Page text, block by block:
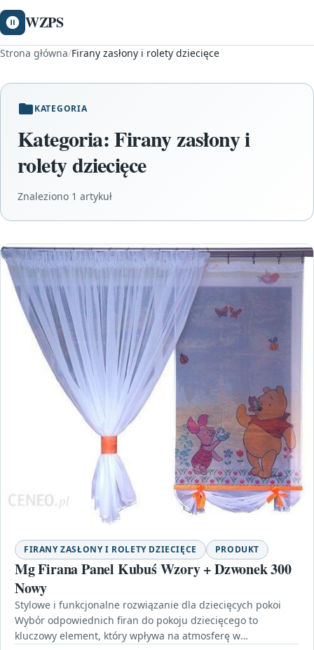
WZPS
Strona główna/Firany zasłony i rolety dziecięce
KATEGORIA
Kategoria:Firany zasłony i
rolety dziecięce
Znaleziono 1 artykuł
FIRANY ZASŁONY I ROLETY DZIECIĘCE PRODUKT
Mg Firana Panel Kubuś Wzory + Dzwonek 300
Nowy
Stylowe i funkcjonalne rozwiązanie dla dziecięcych pokoi
Wybór odpowiednich firan do pokoju dziecięcego to
kluczowy element, który wpływa na atmosferę w